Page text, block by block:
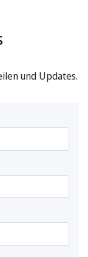
und Updates.